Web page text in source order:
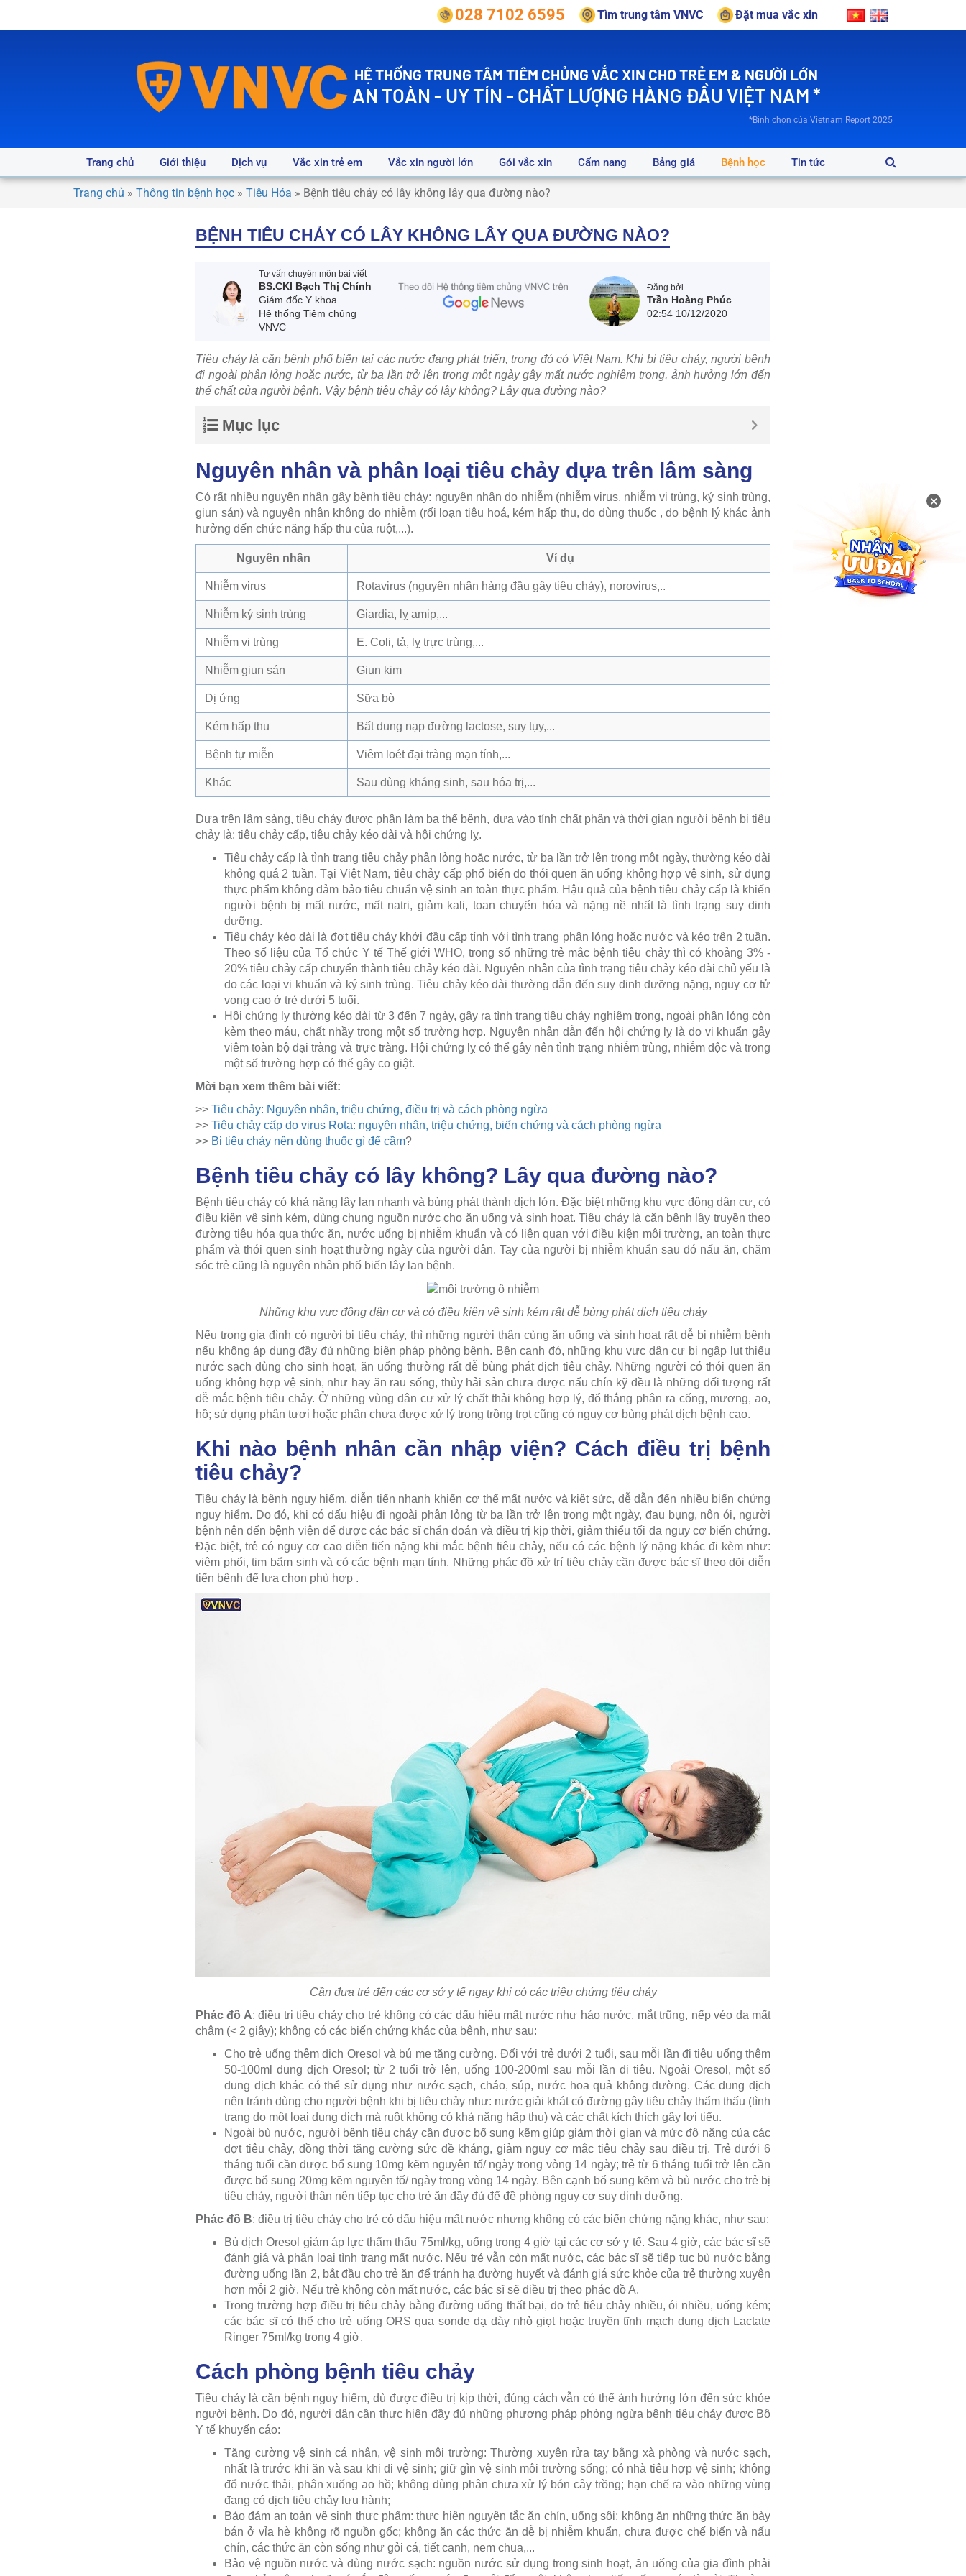
028 7102 6595 Tìm trung tâm VNVC Đặt mua vắc xin
HỆ THỐNG TRUNG TÂM TIÊM CHỦNG VẮC XIN CHO TRẺ EM & NGƯỜI LỚN
AN TOÀN - UY TÍN - CHẤT LƯỢNG HÀNG ĐẦU VIỆT NAM *
*Bình chọn của Vietnam Report 2025
Trang chủ Giới thiệu Dịch vụ Vắc xin trẻ em Vắc xin người lớn Gói vắc xin Cẩm nang Bảng giá Bệnh học Tin tức
Trang chủ » Thông tin bệnh học » Tiêu Hóa » Bệnh tiêu chảy có lây không lây qua đường nào?
BỆNH TIÊU CHẢY CÓ LÂY KHÔNG LÂY QUA ĐƯỜNG NÀO?
Tư vấn chuyên môn bài viết
BS.CKI Bạch Thị Chính
Giám đốc Y khoa
Hệ thống Tiêm chủng
VNVC
Đăng bởi
Trần Hoàng Phúc
02:54 10/12/2020
Tiêu chảy là căn bệnh phổ biến tại các nước đang phát triển, trong đó có Việt Nam. Khi bị tiêu chảy, người bệnh
đi ngoài phân lỏng hoặc nước, từ ba lần trở lên trong một ngày gây mất nước nghiêm trọng, ảnh hưởng lớn đến
thể chất của người bệnh. Vậy bệnh tiêu chảy có lây không? Lây qua đường nào?
Mục lục
Nguyên nhân và phân loại tiêu chảy dựa trên lâm sàng
Có rất nhiều nguyên nhân gây bệnh tiêu chảy: nguyên nhân do nhiễm (nhiễm virus, nhiễm vi trùng, ký sinh trùng,
giun sán) và nguyên nhân không do nhiễm (rối loạn tiêu hoá, kém hấp thu, do dùng thuốc , do bệnh lý khác ảnh
hưởng đến chức năng hấp thu của ruột,...).
Nguyên nhân Ví dụ
Nhiễm virus Rotavirus (nguyên nhân hàng đầu gây tiêu chảy), norovirus,..
Nhiễm ký sinh trùng Giardia, lỵ amip,...
Nhiễm vi trùng E. Coli, tả, lỵ trực trùng,...
Nhiễm giun sán Giun kim
Dị ứng Sữa bò
Kém hấp thu Bất dung nạp đường lactose, suy tụy,...
Bệnh tự miễn Viêm loét đại tràng mạn tính,...
Khác Sau dùng kháng sinh, sau hóa trị,...
Dựa trên lâm sàng, tiêu chảy được phân làm ba thể bệnh, dựa vào tính chất phân và thời gian người bệnh bị tiêu
chảy là: tiêu chảy cấp, tiêu chảy kéo dài và hội chứng lỵ.
Tiêu chảy cấp là tình trạng tiêu chảy phân lỏng hoặc nước, từ ba lần trở lên trong một ngày, thường kéo dài
không quá 2 tuần. Tại Việt Nam, tiêu chảy cấp phổ biến do thói quen ăn uống không hợp vệ sinh, sử dụng
thực phẩm không đảm bảo tiêu chuẩn vệ sinh an toàn thực phẩm. Hậu quả của bệnh tiêu chảy cấp là khiến
người bệnh bị mất nước, mất natri, giảm kali, toan chuyển hóa và nặng nề nhất là tình trạng suy dinh
dưỡng.
Tiêu chảy kéo dài là đợt tiêu chảy khởi đầu cấp tính với tình trạng phân lỏng hoặc nước và kéo trên 2 tuần.
Theo số liệu của Tổ chức Y tế Thế giới WHO, trong số những trẻ mắc bệnh tiêu chảy thì có khoảng 3% -
20% tiêu chảy cấp chuyển thành tiêu chảy kéo dài. Nguyên nhân của tình trạng tiêu chảy kéo dài chủ yếu là
do các loại vi khuẩn và ký sinh trùng. Tiêu chảy kéo dài thường dẫn đến suy dinh dưỡng nặng, nguy cơ tử
vong cao ở trẻ dưới 5 tuổi.
Hội chứng lỵ thường kéo dài từ 3 đến 7 ngày, gây ra tình trạng tiêu chảy nghiêm trọng, ngoài phân lỏng còn
kèm theo máu, chất nhầy trong một số trường hợp. Nguyên nhân dẫn đến hội chứng lỵ là do vi khuẩn gây
viêm toàn bộ đại tràng và trực tràng. Hội chứng lỵ có thể gây nên tình trạng nhiễm trùng, nhiễm độc và trong
một số trường hợp có thể gây co giật.
Mời bạn xem thêm bài viết:
>> Tiêu chảy: Nguyên nhân, triệu chứng, điều trị và cách phòng ngừa
>> Tiêu chảy cấp do virus Rota: nguyên nhân, triệu chứng, biến chứng và cách phòng ngừa
>> Bị tiêu chảy nên dùng thuốc gì để cầm?
Bệnh tiêu chảy có lây không? Lây qua đường nào?
Bệnh tiêu chảy có khả năng lây lan nhanh và bùng phát thành dịch lớn. Đặc biệt những khu vực đông dân cư, có
điều kiện vệ sinh kém, dùng chung nguồn nước cho ăn uống và sinh hoạt. Tiêu chảy là căn bệnh lây truyền theo
đường tiêu hóa qua thức ăn, nước uống bị nhiễm khuẩn và có liên quan với điều kiện môi trường, an toàn thực
phẩm và thói quen sinh hoạt thường ngày của người dân. Tay của người bị nhiễm khuẩn sau đó nấu ăn, chăm
sóc trẻ cũng là nguyên nhân phổ biến lây lan bệnh.
Những khu vực đông dân cư và có điều kiện vệ sinh kém rất dễ bùng phát dịch tiêu chảy
Nếu trong gia đình có người bị tiêu chảy, thì những người thân cùng ăn uống và sinh hoạt rất dễ bị nhiễm bệnh
nếu không áp dụng đầy đủ những biện pháp phòng bệnh. Bên cạnh đó, những khu vực dân cư bị ngập lụt thiếu
nước sạch dùng cho sinh hoạt, ăn uống thường rất dễ bùng phát dịch tiêu chảy. Những người có thói quen ăn
uống không hợp vệ sinh, như hay ăn rau sống, thủy hải sản chưa được nấu chín kỹ đều là những đối tượng rất
dễ mắc bệnh tiêu chảy. Ở những vùng dân cư xử lý chất thải không hợp lý, đổ thẳng phân ra cống, mương, ao,
hồ; sử dụng phân tươi hoặc phân chưa được xử lý trong trồng trọt cũng có nguy cơ bùng phát dịch bệnh cao.
Khi nào bệnh nhân cần nhập viện? Cách điều trị bệnh
tiêu chảy?
Tiêu chảy là bệnh nguy hiểm, diễn tiến nhanh khiến cơ thể mất nước và kiệt sức, dễ dẫn đến nhiều biến chứng
nguy hiểm. Do đó, khi có dấu hiệu đi ngoài phân lỏng từ ba lần trở lên trong một ngày, đau bụng, nôn ói, người
bệnh nên đến bệnh viện để được các bác sĩ chẩn đoán và điều trị kịp thời, giảm thiểu tối đa nguy cơ biến chứng.
Đặc biệt, trẻ có nguy cơ cao diễn tiến nặng khi mắc bệnh tiêu chảy, nếu có các bệnh lý nặng khác đi kèm như:
viêm phổi, tim bẩm sinh và có các bệnh mạn tính. Những phác đồ xử trí tiêu chảy cần được bác sĩ theo dõi diễn
tiến bệnh để lựa chọn phù hợp .
Cần đưa trẻ đến các cơ sở y tế ngay khi có các triệu chứng tiêu chảy
Phác đồ A: điều trị tiêu chảy cho trẻ không có các dấu hiệu mất nước như háo nước, mắt trũng, nếp véo da mất
chậm (< 2 giây); không có các biến chứng khác của bệnh, như sau:
Cho trẻ uống thêm dịch Oresol và bú mẹ tăng cường. Đối với trẻ dưới 2 tuổi, sau mỗi lần đi tiêu uống thêm
50-100ml dung dịch Oresol; từ 2 tuổi trở lên, uống 100-200ml sau mỗi lần đi tiêu. Ngoài Oresol, một số
dung dịch khác có thể sử dụng như nước sạch, cháo, súp, nước hoa quả không đường. Các dung dịch
nên tránh dùng cho người bệnh khi bị tiêu chảy như: nước giải khát có đường gây tiêu chảy thẩm thấu (tình
trạng do một loại dung dịch mà ruột không có khả năng hấp thu) và các chất kích thích gây lợi tiểu.
Ngoài bù nước, người bệnh tiêu chảy cần được bổ sung kẽm giúp giảm thời gian và mức độ nặng của các
đợt tiêu chảy, đồng thời tăng cường sức đề kháng, giảm nguy cơ mắc tiêu chảy sau điều trị. Trẻ dưới 6
tháng tuổi cần được bổ sung 10mg kẽm nguyên tố/ ngày trong vòng 14 ngày; trẻ từ 6 tháng tuổi trở lên cần
được bổ sung 20mg kẽm nguyên tố/ ngày trong vòng 14 ngày. Bên cạnh bổ sung kẽm và bù nước cho trẻ bị
tiêu chảy, người thân nên tiếp tục cho trẻ ăn đầy đủ để đề phòng nguy cơ suy dinh dưỡng.
Phác đồ B: điều trị tiêu chảy cho trẻ có dấu hiệu mất nước nhưng không có các biến chứng nặng khác, như sau:
Bù dịch Oresol giảm áp lực thẩm thấu 75ml/kg, uống trong 4 giờ tại các cơ sở y tế. Sau 4 giờ, các bác sĩ sẽ
đánh giá và phân loại tình trạng mất nước. Nếu trẻ vẫn còn mất nước, các bác sĩ sẽ tiếp tục bù nước bằng
đường uống lần 2, bắt đầu cho trẻ ăn để tránh hạ đường huyết và đánh giá sức khỏe của trẻ thường xuyên
hơn mỗi 2 giờ. Nếu trẻ không còn mất nước, các bác sĩ sẽ điều trị theo phác đồ A.
Trong trường hợp điều trị tiêu chảy bằng đường uống thất bại, do trẻ tiêu chảy nhiều, ói nhiều, uống kém;
các bác sĩ có thể cho trẻ uống ORS qua sonde dạ dày nhỏ giọt hoặc truyền tĩnh mạch dung dịch Lactate
Ringer 75ml/kg trong 4 giờ.
Cách phòng bệnh tiêu chảy
Tiêu chảy là căn bệnh nguy hiểm, dù được điều trị kịp thời, đúng cách vẫn có thể ảnh hưởng lớn đến sức khỏe
người bệnh. Do đó, người dân cần thực hiện đầy đủ những phương pháp phòng ngừa bệnh tiêu chảy được Bộ
Y tế khuyến cáo:
Tăng cường vệ sinh cá nhân, vệ sinh môi trường: Thường xuyên rửa tay bằng xà phòng và nước sạch,
nhất là trước khi ăn và sau khi đi vệ sinh; giữ gìn vệ sinh môi trường sống; có nhà tiêu hợp vệ sinh; không
đổ nước thải, phân xuống ao hồ; không dùng phân chưa xử lý bón cây trồng; hạn chế ra vào những vùng
đang có dịch tiêu chảy lưu hành;
Bảo đảm an toàn vệ sinh thực phẩm: thực hiện nguyên tắc ăn chín, uống sôi; không ăn những thức ăn bày
bán ở vỉa hè không rõ nguồn gốc; không ăn các thức ăn dễ bị nhiễm khuẩn, chưa được chế biến và nấu
chín, các thức ăn còn sống như gỏi cá, tiết canh, nem chua,...
Bảo vệ nguồn nước và dùng nước sạch: nguồn nước sử dụng trong sinh hoạt, ăn uống của gia đình phải
×